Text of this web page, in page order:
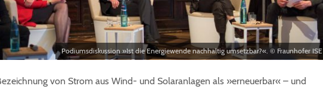
Podiumsdiskussion »Ist die Energiewende nachhaltig umsetzbar?«. © Fraunhofer ISE
von Strom aus Wind- und Solaranlagen als »erneuerbar« – und